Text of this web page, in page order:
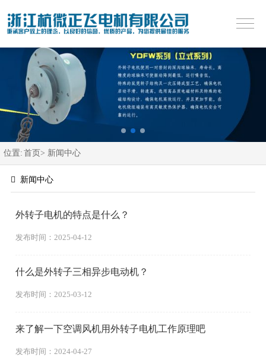
位置: 首页> 新闻中心
新闻中心
外转子电机的特点是什么？
发布时间：2025-04-12
什么是外转子三相异步电动机？
发布时间：2025-03-12
来了解一下空调风机用外转子电机工作原理吧
发布时间：2024-04-27